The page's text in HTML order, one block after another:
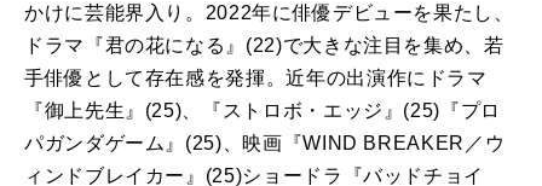
かけに芸能界入り。2022年に俳優デビューを果たし、
ドラマ『君の花になる』(22)で大きな注目を集め、若
手俳優として存在感を発揮。近年の出演作にドラマ
『御上先生』(25)、『ストロボ・エッジ』(25)『プロ
パガンダゲーム』(25)、映画『WIND BREAKER／ウ
ィンドブレイカー』(25)ショードラ『バッドチョイ